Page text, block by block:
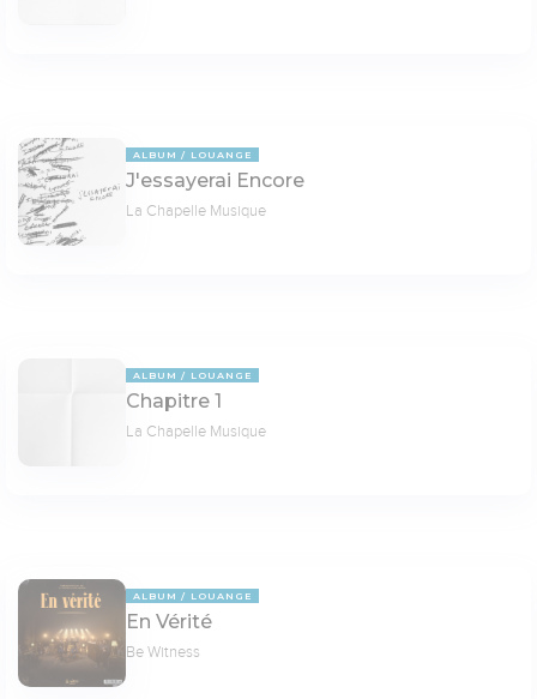
ALBUM LOUANGE
J'essayerai Encore
La Chapelle Musique
ALBUM LOUANGE
Chapitre 1
La Chapelle Musique
ALBUM LOUANGE
En Vérité
Be Witness